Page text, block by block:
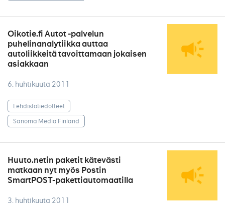
Oikotie.fi Autot -palvelun
puhelinanalytiikka auttaa
autoliikkeitä tavoittamaan jokaisen
asiakkaan
6. huhtikuuta 2011
Lehdistötiedotteet
Sanoma Media Finland
Huuto.netin paketit kätevästi
matkaan nyt myös Postin
SmartPOST-pakettiautomaatilla
3. huhtikuuta 2011